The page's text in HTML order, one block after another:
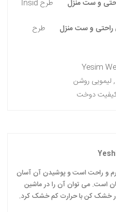
و ست منزل
طرح Insid
راحتی و ست منزل
طرح
لیمویی روشن
کیفیت دوخت
و راحت است و پوشیدن آن آسان
است. می توان آن را در ماشین
خشک کن با حرارت کم خشک کرد.